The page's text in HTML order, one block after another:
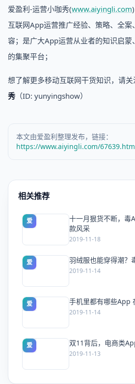
爱盈利-运营小咖秀(www.aiyingli.com
互联网App运营推广经验、策略、全案
容；是广大App运营从业者的知识启蒙
的集聚平台；
想了解更多移动互联网干货知识，请
秀（ID: yunyingshow）
本文由爱盈利整理发布，链接：
https://www.aiyingli.com/
相关推荐
爱
十一月狠货不断，毒
款风采
2019-11-18
爱 羽绒服也能穿得潮？
2019-11-14
爱 手机里都有哪些App
2019-11-14
爱 双11背后，电商类
2019-11-13